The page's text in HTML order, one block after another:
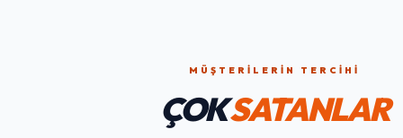
MÜŞTERILERIN TERCIHI
ÇOKSATANLAR